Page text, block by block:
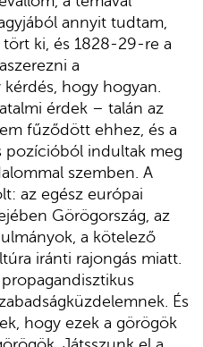
annyit tudtam,
ki, és 1828-29-re a
a
hogy hogyan.
érdek – talán az
fűződött ehhez, és a
pozícióból indultak meg
szemben. A
az egész európai
Görögország, az
a kötelező
iránti rajongás miatt.
És
hogy ezek a görögök